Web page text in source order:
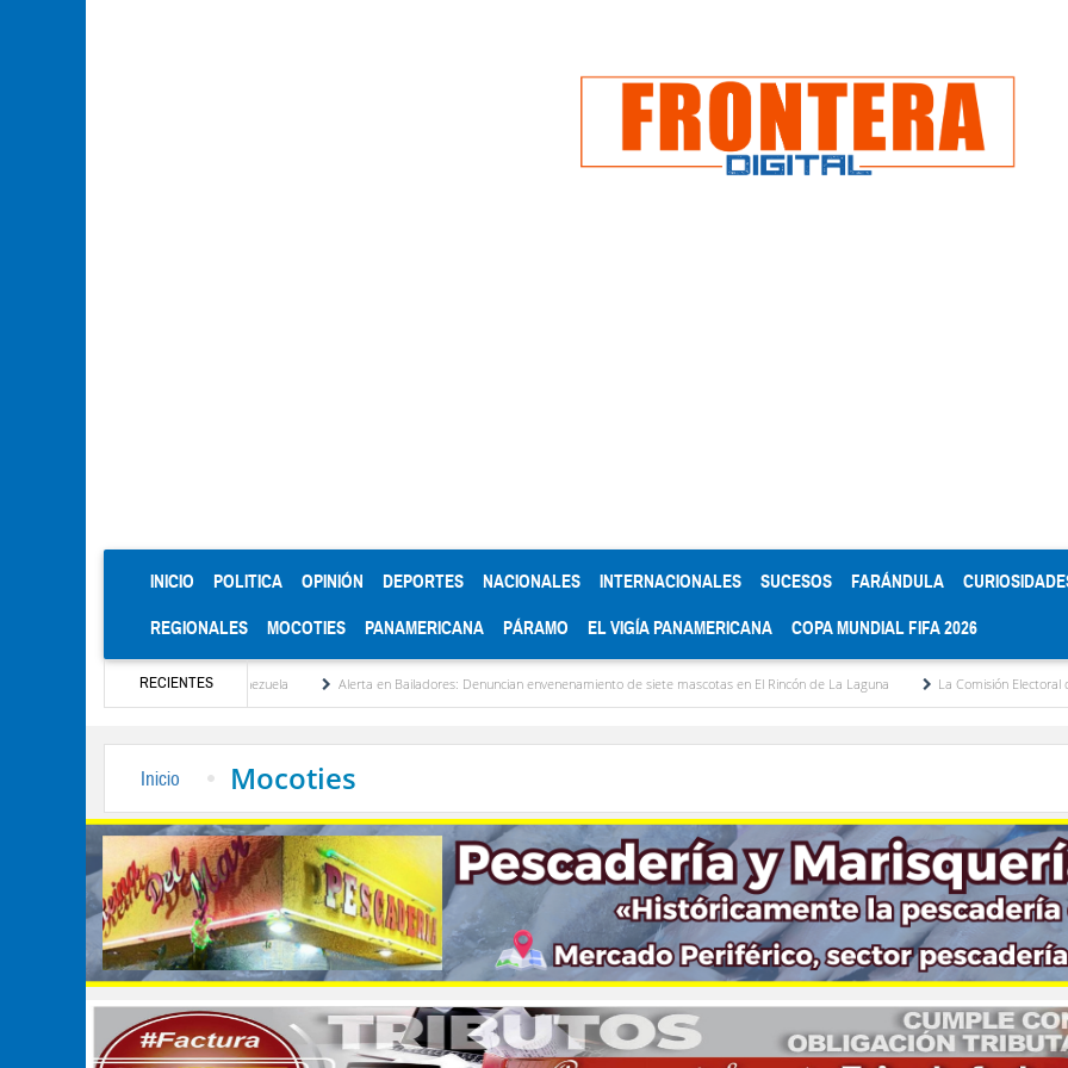
INICIO (CURRENT)
POLITICA OPINIÓN DEPORTES NACIONALES INTERNACIONALES SUCESOS FARÁNDULA
REGIONALES MOCOTIES PANAMERICANA PÁRAMO EL VIGÍA PANAMERICANA COPA MUNDIAL FIFA 2026
RECIENTES
de Venezuela Alerta en Bailadores: Denuncian envenenamiento de siete mascotas en El Rincón de La Laguna La Comisión Electoral del Colegio de
Inicio Mocoties